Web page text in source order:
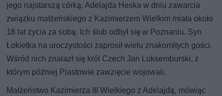
jego najstarszą córką. Adelajda Heska w dniu zawarcia
związku małżeńskiego z Kazimierzem Wielkim miała około
18 lat życia za sobą. Ich ślub odbył się w Poznaniu. Syn
Łokietka na uroczystości zaprosił wielu znakomitych gości.
Wśród nich znalazł się król Czech Jan Luksemburski, z
którym później Piastowie zawzięcie wojowali.
Małżeństwo Kazimierza III Wielkiego z Adelajdą, mówiąc